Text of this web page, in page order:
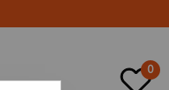
0